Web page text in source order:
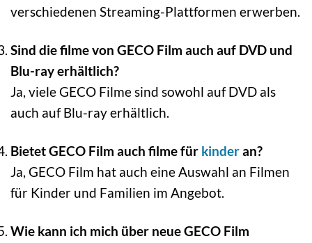
verschiedenen Streaming-Plattformen erwerben.
Sind die filme von GECO Film auch auf DVD und
Blu-ray erhältlich?
Ja, viele GECO Filme sind sowohl auf DVD als
auch auf Blu-ray erhältlich.
Bietet GECO Film auch filme für kinderan?
Ja, GECO Film hat auch eine Auswahl an Filmen
für Kinder und Familien im Angebot.
Wie kann ich mich über neue GECO Film